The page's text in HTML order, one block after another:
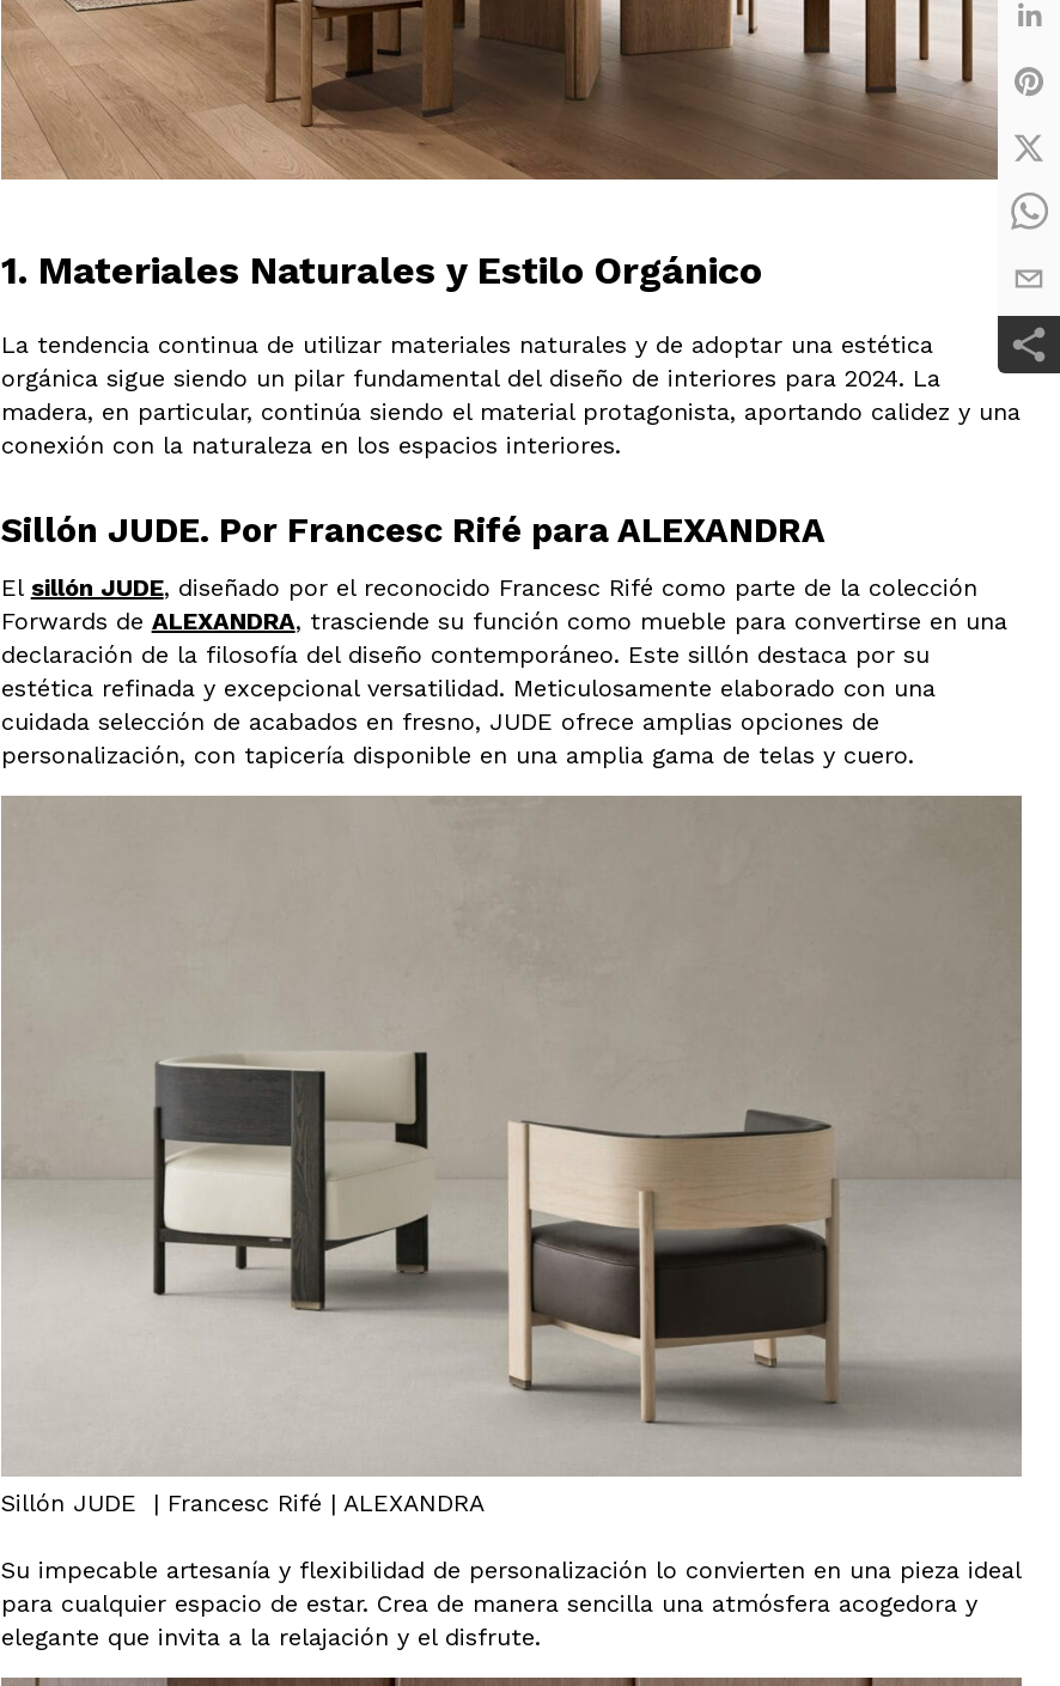
1. Materiales Naturales y Estilo Orgánico
La tendencia continua de utilizar materiales naturales y de adoptar una estética
orgánica sigue siendo un pilar fundamental del diseño de interiores para 2024. La
madera, en particular, continúa siendo el material protagonista, aportando calidez y una
conexión con la naturaleza en los espacios interiores.
Sillón JUDE. Por Francesc Rifé para ALEXANDRA
El sillón JUDE, diseñado por el reconocido Francesc Rifé como parte de la colección
Forwards de ALEXANDRA, trasciende su función como mueble para convertirse en una
declaración de la filosofía del diseño contemporáneo. Este sillón destaca por su
estética refinada y excepcional versatilidad. Meticulosamente elaborado con una
cuidada selección de acabados en fresno, JUDE ofrece amplias opciones de
personalización, con tapicería disponible en una amplia gama de telas y cuero.
Sillón JUDE | Francesc Rifé | ALEXANDRA
Su impecable artesanía y flexibilidad de personalización lo convierten en una pieza ideal
para cualquier espacio de estar. Crea de manera sencilla una atmósfera acogedora y
elegante que invita a la relajación y el disfrute.